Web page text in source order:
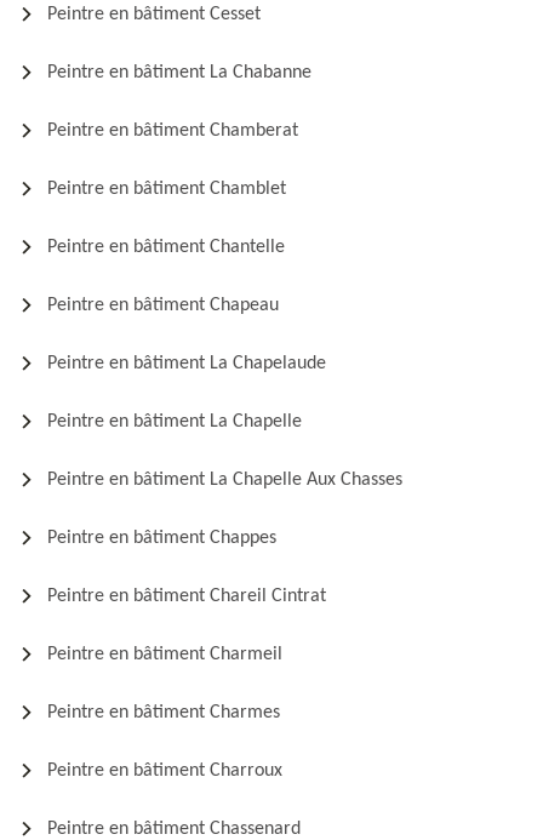
Peintre en bâtiment Cesset
Peintre en bâtiment La Chabanne
Peintre en bâtiment Chamberat
Peintre en bâtiment Chamblet
Peintre en bâtiment Chantelle
Peintre en bâtiment Chapeau
Peintre en bâtiment La Chapelaude
Peintre en bâtiment La Chapelle
Peintre en bâtiment La Chapelle Aux Chasses
Peintre en bâtiment Chappes
Peintre en bâtiment Chareil Cintrat
Peintre en bâtiment Charmeil
Peintre en bâtiment Charmes
Peintre en bâtiment Charroux
Peintre en bâtiment Chassenard